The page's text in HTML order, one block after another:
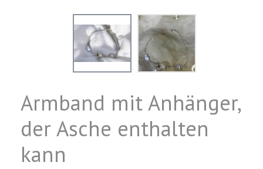
Armband mit Anhänger,
der Asche enthalten
kann